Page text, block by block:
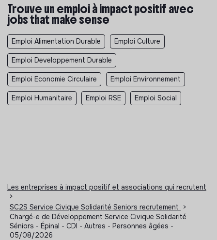
Trouve un emploi à impact positif avec
jobs that make sense
Emploi Alimentation Durable Emploi Culture
Emploi Developpement Durable
Emploi Economie Circulaire Emploi Environnement
Emploi Humanitaire Emploi RSE Emploi Social
Les entreprises à impact positif et associations qui recrutent
>
SC2S Service Civique Solidarité Seniors recrutement
>
Chargé-e de Développement Service Civique Solidarité
Séniors - Épinal - CDI - Autres - Personnes âgées -
05/08/2026